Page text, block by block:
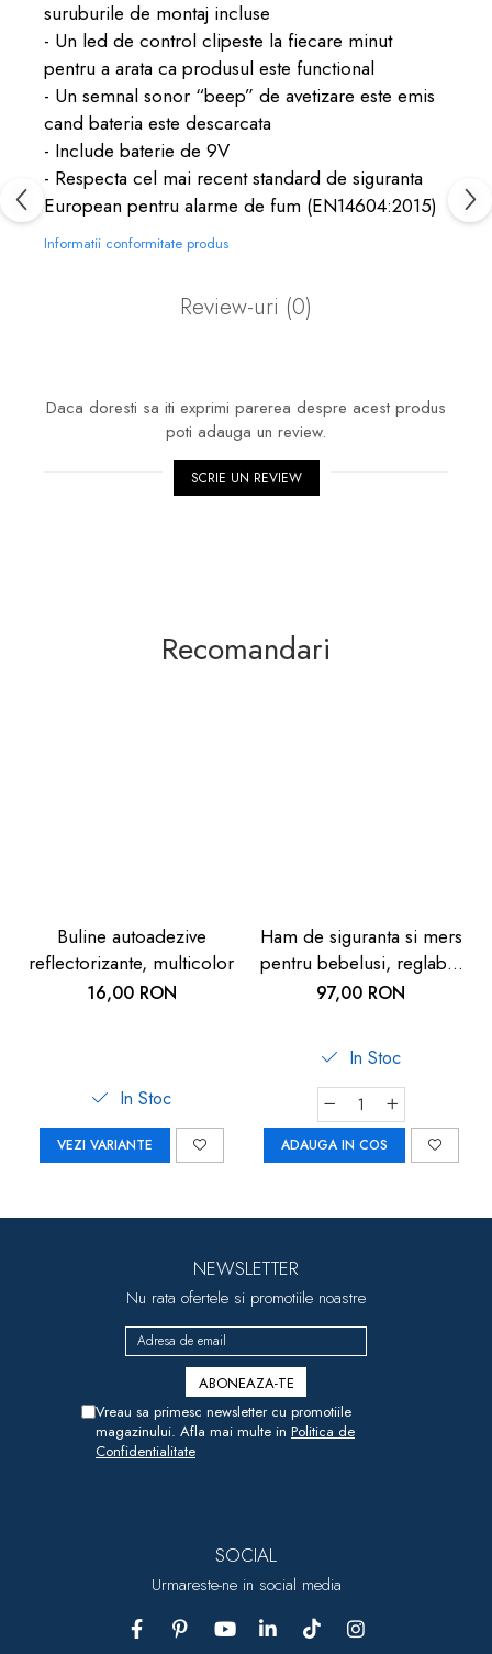
suruburile de montaj incluse
- Un led de control clipeste la fiecare minut
pentru a arata ca produsul este functional
- Un semnal sonor “beep” de avetizare este emis
cand bateria este descarcata
- Include baterie de 9V
- Respecta cel mai recent standard de siguranta
European pentru alarme de fum (EN14604:2015)
Informatii conformitate produs
Review-uri (0)
Daca doresti sa iti exprimi parerea despre acest produs
poti adauga un review.
SCRIE UN REVIEW
Recomandari
Buline autoadezive
reflectorizante, multicolor
16,00 RON
In Stoc
VEZI VARIANTE
Ham de siguranta si mers
pentru bebelusi, reglabil,
cu frau de ghidare
97,00 RON
In Stoc
ADAUGA IN COS
NEWSLETTER
Nu rata ofertele si promotiile noastre
Vreau sa primesc newsletter cu promotiile
magazinului. Afla mai multe in Politica de
Confidentialitate
SOCIAL
Urmareste-ne in social media